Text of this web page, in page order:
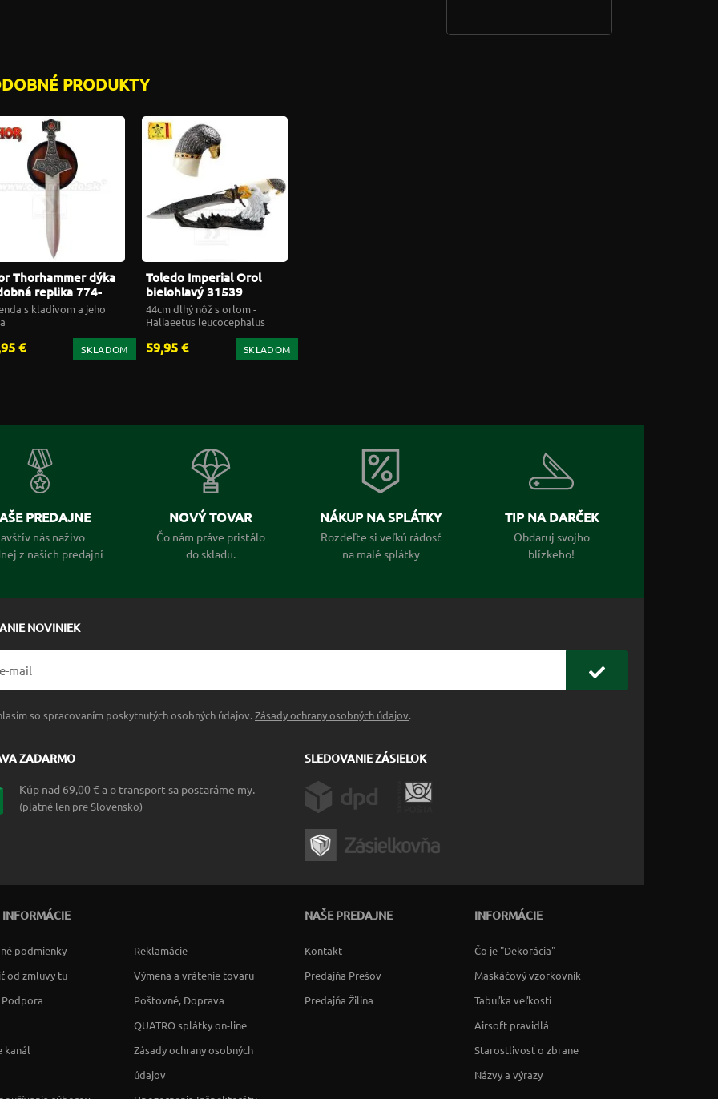
PRODUKTY
Thorhammer dýka
replika 774-
s kladivom a jeho
€ SKLADOM
Toledo Imperial Orol
bielohlavý 31539
ozdobná replika
44cm dlhý nôž s orlom -
Haliaeetus leucocephalus
59,95 € SKLADOM
PREDAJNE
nás naživo
z našich predajní
NOVÝ TOVAR
Čo nám práve pristálo
do skladu.
NÁKUP NA SPLÁTKY
Rozdeľte si veľkú rádosť
na malé splátky
TIP NA DARČEK
Obdaruj svojho
blízkeho!
NOVINIEK
so spracovaním poskytnutých osobných údajov.Zásady ochrany osobných údajov.
ZADARMO
Kúp nad 69,00 € a o transport sa postaráme my.
(platné len pre Slovensko)
SLEDOVANIE ZÁSIELOK
INFORMÁCIE
podmienky
Reklamácie
od zmluvy tu
Výmena a vrátenie tovaru
Podpora
Poštovné, Doprava
QUATRO splátky on-line
kanál
Zásady ochrany osobných
údajov
NAŠE PREDAJNE
Kontakt
Predajňa Prešov
Predajňa Žilina
INFORMÁCIE
Čo je "Dekorácia"
Maskáčový vzorkovník
Tabuľka veľkostí
Airsoft pravidlá
Starostlivosť o zbrane
Názvy a výrazy